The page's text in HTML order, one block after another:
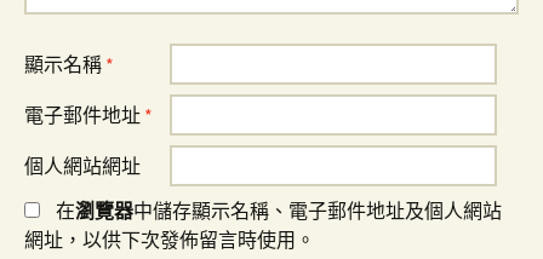
顯示名稱 *
電子郵件地址 *
個人網站網址
在瀏覽器中儲存顯示名稱、電子郵件地址及個人網站
網址，以供下次發佈留言時使用。